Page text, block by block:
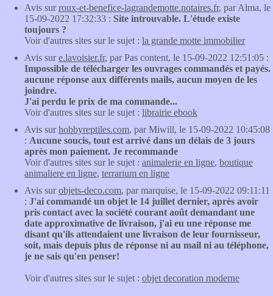
Avis surroux-et-benefice-lagrandemotte.notaires.fr, par Alma, le
15-09-2022 17:32:33 : Site introuvable. L'étude existe
toujours ?
Voir d'autres sites sur le sujet : la grande motte immobilier
Avis sure.lavoisier.fr, par Pas content, le 15-09-2022 12:51:05 :
Impossible de télécharger les ouvrages commandés et payés.
aucune réponse aux différents mails, aucun moyen de les
joindre.
J'ai perdu le prix de ma commande...
Voir d'autres sites sur le sujet : librairie ebook
Avis surhobbyreptiles.com, par Miwill, le 15-09-2022 10:45:08
: Aucune soucis, tout est arrivé dans un délais de 3 jours
après mon paiement. Je recommande
Voir d'autres sites sur le sujet : animalerie en ligne, boutique
animaliere en ligne, terrarium en ligne
Avis surobjets-deco.com, par marquise, le 15-09-2022 09:11:11
: J'ai commandé un objet le 14 juillet dernier, après avoir
pris contact avec la société courant août demandant une
date approximative de livraison, j'ai eu une réponse me
disant qu'ils attendaient une livraison de leur fournisseur,
soit, mais depuis plus de réponse ni au mail ni au téléphone,
je ne sais qu'en penser!
Voir d'autres sites sur le sujet : objet decoration moderne